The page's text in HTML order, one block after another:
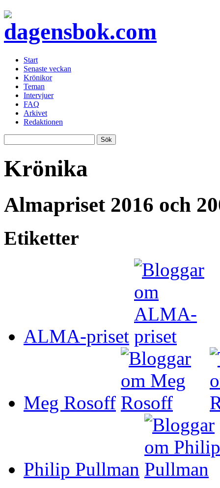
Start
Senaste veckan
Krönikor
Teman
Intervjuer
FAQ
Arkivet
Redaktionen
Krönika
Almapriset 2016 och
Etiketter
ALMA-priset
Meg Rosoff
Philip Pullman